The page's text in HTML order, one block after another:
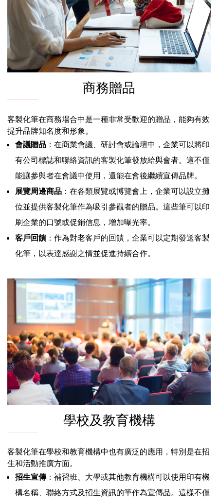
商務贈品
客製化筆在商務場合中是一種非常受歡迎的贈品，能夠有效
提升品牌知名度和形象。
會議贈品 ：在商業會議、研討會或論壇中，企業可以將印
有公司標誌和聯絡資訊的客製化筆發放給與會者。這不僅
能讓參與者在會議中使用，還能在會後繼續宣傳品牌。
展覽周邊商品 ：在各類展覽或博覽會上，企業可以設立攤
位並提供客製化筆作為吸引參觀者的贈品。這些筆可以印
刷企業的口號或促銷信息，增加曝光率。
客戶回饋：作為對老客戶的回饋，企業可以定期發送客製
化筆，以表達感謝之情並促進持續合作。
學校及教育機構
客製化筆在學校和教育機構中也有廣泛的應用，特別是在招
生和活動推廣方面。
招生宣傳：補習班、大學或其他教育機構可以使用印有機
構名稱、聯絡方式及招生資訊的筆作為宣傳品。這樣不僅